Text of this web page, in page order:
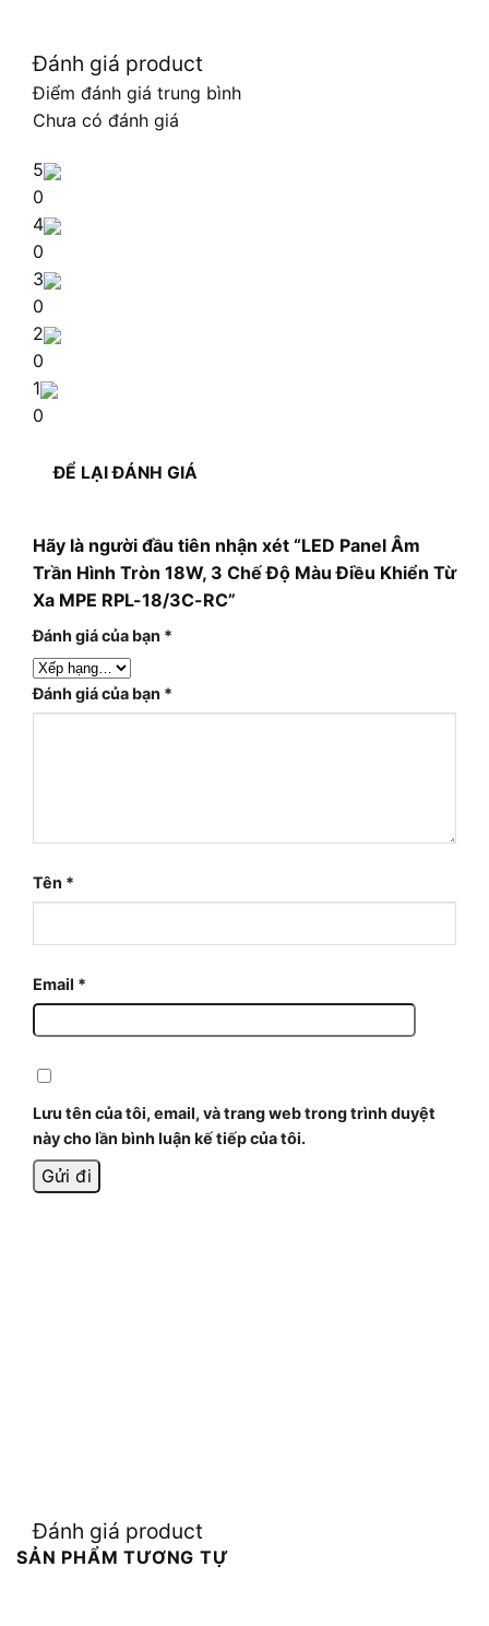
Đánh giá product
Điểm đánh giá trung bình
Chưa có đánh giá
5
0
4
0
3
0
2
0
1
0
ĐỂ LẠI ĐÁNH GIÁ
Hãy là người đầu tiên nhận xét “LED Panel Âm
Trần Hình Tròn 18W, 3 Chế Độ Màu Điều Khiển Từ
Xa MPE RPL-18/3C-RC”
Đánh giá của bạn *
Đánh giá của bạn *
Tên *
Email *
Lưu tên của tôi, email, và trang web trong trình duyệt
này cho lần bình luận kế tiếp của tôi.
Đánh giá product
SẢN PHẨM TƯƠNG TỰ